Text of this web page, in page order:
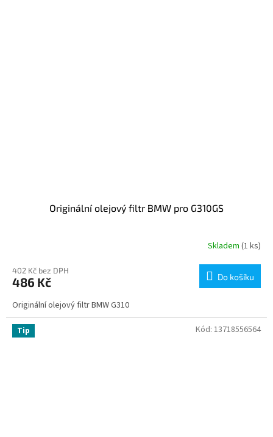
Originální olejový filtr BMW pro G310GS
Skladem (1 ks)
402 Kč bez DPH
486 Kč Do košíku
Originální olejový filtr BMW G310
Tip Kód: 13718556564